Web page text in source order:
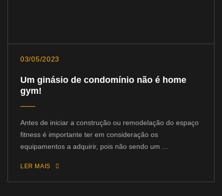
03/05/2023
Um ginásio de condomínio não é home
gym!
Antes de iniciar a construção ou remodelação do espaço
fitness é importante ter em consideração os
equipamentos a adquirir, pois não sendo um ...
LER MAIS